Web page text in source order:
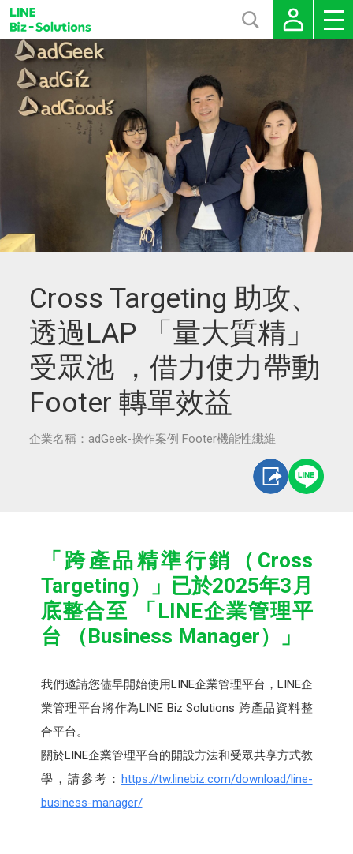
Cross Targeting 助攻、
透過LAP 「量大質精」
受眾池 ，借力使力帶動
Footer 轉單效益
企業名稱：adGeek-操作案例 Footer機能性纖維
「跨產品精準行銷（Cross
Targeting）」已於2025年3月
底整合至 「LINE企業管理平
台 （Business Manager）」
我們邀請您儘早開始使用LINE企業管理平台，LINE企
業管理平台將作為LINE Biz Solutions 跨產品資料整
合平台。
關於LINE企業管理平台的開設方法和受眾共享方式教
學，請參考： https://tw.linebiz.com/download/line-
business-manager/